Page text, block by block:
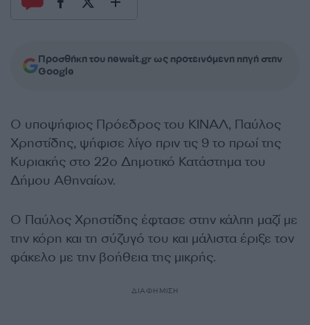
Προσθήκη του newsit.gr ως προτεινόμενη πηγή στην
Google
Ο υποψήφιος Πρόεδρος του ΚΙΝΑΛ, Παύλος
Χρηστίδης, ψήφισε λίγο πριν τις 9 το πρωί της
Κυριακής στο 22ο Δημοτικό Κατάστημα του
Δήμου Αθηναίων.
Ο Παύλος Χρηστίδης έφτασε στην κάλπη μαζί με
την κόρη και τη σύζυγό του και μάλιστα έριξε τον
φάκελο με την βοήθεια της μικρής.
ΔΙΑΦΗΜΙΣΗ